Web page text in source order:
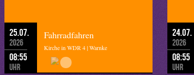
25.07.
2026
08:55
Uhr
Fahrradfahren
Kirche in WDR 4 | Warnke
24.07.
2026
08:55
Uhr